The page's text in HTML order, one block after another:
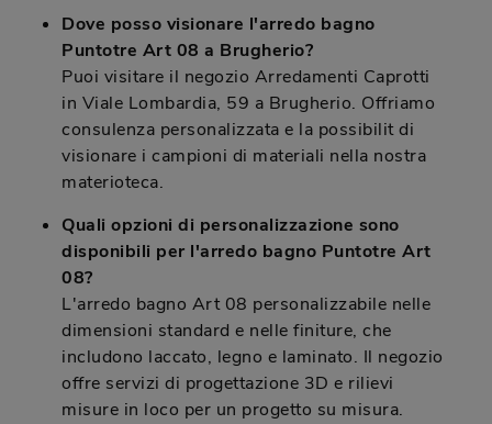
Dove posso visionare l'arredo bagno
Puntotre Art 08 a Brugherio?
Puoi visitare il negozio Arredamenti Caprotti
in Viale Lombardia, 59 a Brugherio. Offriamo
consulenza personalizzata e la possibilit di
visionare i campioni di materiali nella nostra
materioteca.
Quali opzioni di personalizzazione sono
disponibili per l'arredo bagno Puntotre Art
08?
L'arredo bagno Art 08 personalizzabile nelle
dimensioni standard e nelle finiture, che
includono laccato, legno e laminato. Il negozio
offre servizi di progettazione 3D e rilievi
misure in loco per un progetto su misura.